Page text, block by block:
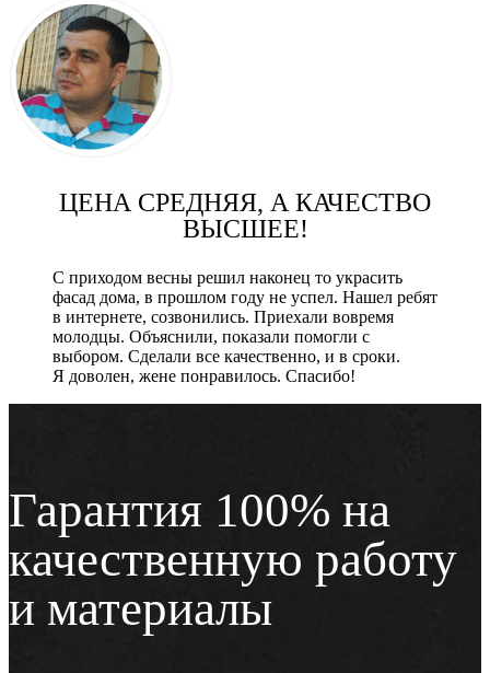
ЦЕНА СРЕДНЯЯ, А КАЧЕСТВО
ВЫСШЕЕ!
С приходом весны решил наконец то украсить
фасад дома, в прошлом году не успел. Нашел ребят
в интернете, созвонились. Приехали вовремя
молодцы. Объяснили, показали помогли с
выбором. Сделали все качественно, и в сроки.
Я доволен, жене понравилось. Спасибо!
Гарантия 100% на
качественную работу
и материалы